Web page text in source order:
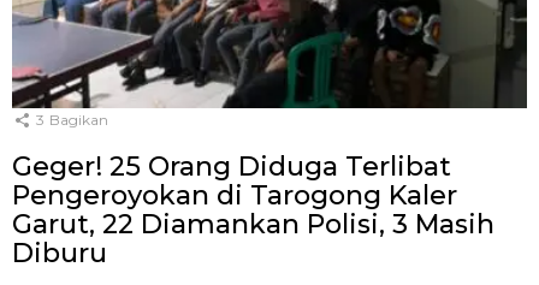
3 Bagikan
Geger! 25 Orang Diduga Terlibat
Pengeroyokan di Tarogong Kaler
Garut, 22 Diamankan Polisi, 3 Masih
Diburu